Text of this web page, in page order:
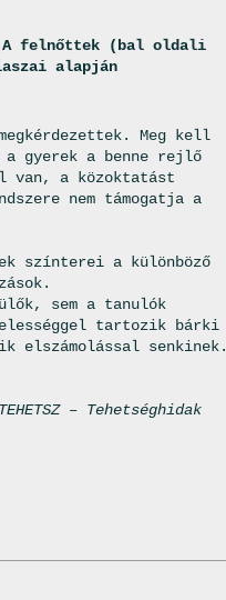
A felnőttek (bal oldali
alapján
Meg kell
a gyerek a benne rejlő
van, a közoktatást
nem támogatja a
színterei a különböző
sem a tanulók
tartozik bárki
elszámolással senkinek.
– Tehetséghidak